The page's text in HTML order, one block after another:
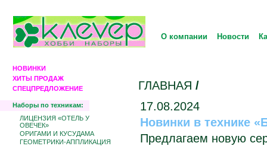
О компании Новости
НОВИНКИ
ХИТЫ ПРОДАЖ
СПЕЦПРЕДЛОЖЕНИЕ
Наборы по техникам:
ЛИЦЕНЗИЯ «ОТЕЛЬ У
ОВЕЧЕК»
ОРИГАМИ И КУСУДАМА
ГЕОМЕТРИКИ-АППЛИКАЦИЯ
ГЛАВНАЯ /
17.08.2024
Новинки в технике
Предлагаем новую